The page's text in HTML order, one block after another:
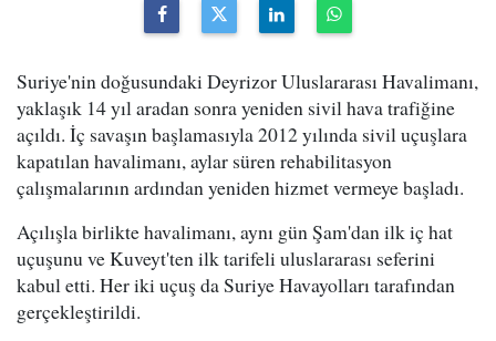
Suriye'nin doğusundaki Deyrizor Uluslararası Havalimanı,
yaklaşık 14 yıl aradan sonra yeniden sivil hava trafiğine
açıldı. İç savaşın başlamasıyla 2012 yılında sivil uçuşlara
kapatılan havalimanı, aylar süren rehabilitasyon
çalışmalarının ardından yeniden hizmet vermeye başladı.
Açılışla birlikte havalimanı, aynı gün Şam'dan ilk iç hat
uçuşunu ve Kuveyt'ten ilk tarifeli uluslararası seferini
kabul etti. Her iki uçuş da Suriye Havayolları tarafından
gerçekleştirildi.